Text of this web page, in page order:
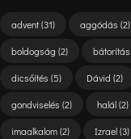
advent(31) aggódás (2)
boldogság (2) bátorítás
dicsőítés (5) Dávid (2)
gondviselés (2) halál(2)
imaalkalom(2) Izrael(3)